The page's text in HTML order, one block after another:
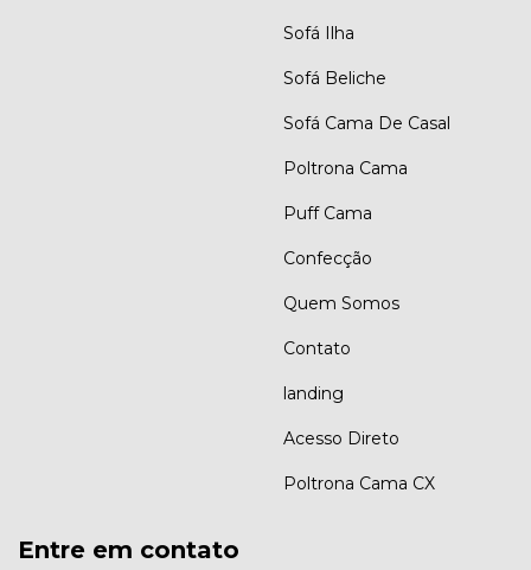
Sofá Ilha
Sofá Beliche
Sofá Cama De Casal
Poltrona Cama
Puff Cama
Confecção
Quem Somos
Contato
landing
Acesso Direto
Poltrona Cama CX
Entre em contato